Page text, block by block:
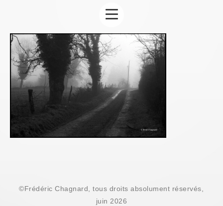
©Frédéric Chagnard, tous droits absolument réservés,
juin 2026